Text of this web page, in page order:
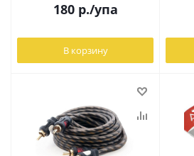
180р./упа
В корзину